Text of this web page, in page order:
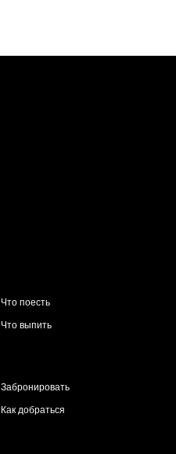
Что поесть
Что выпить
Забронировать
Как добраться